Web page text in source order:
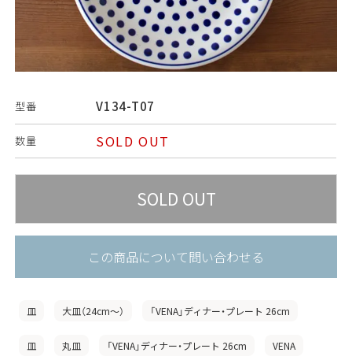
型番 V134-T07
数量 SOLD OUT
この商品について問い合わせる
皿 大皿（24cm〜） 「VENA」ディナー・プレート 26cm
皿 丸皿 「VENA」ディナー・プレート 26cm VENA